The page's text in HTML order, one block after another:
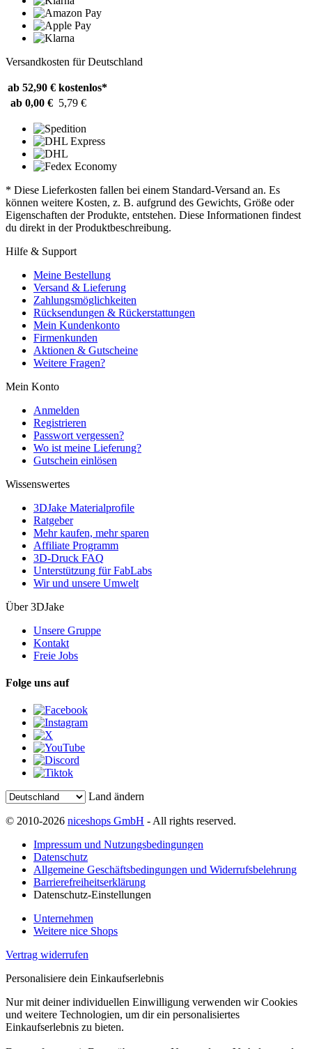
Versandkosten für Deutschland
ab 52,90 € kostenlos*
ab 0,00 € 5,79 €
* Diese Lieferkosten fallen bei einem Standard-Versand an. Es
können weitere Kosten, z. B. aufgrund des Gewichts, Größe oder
Eigenschaften der Produkte, entstehen. Diese Informationen findest
du direkt in der Produktbeschreibung.
Hilfe & Support
Meine Bestellung
Versand & Lieferung
Zahlungsmöglichkeiten
Rücksendungen & Rückerstattungen
Mein Kundenkonto
Firmenkunden
Aktionen & Gutscheine
Weitere Fragen?
Mein Konto
Anmelden
Registrieren
Passwort vergessen?
Wo ist meine Lieferung?
Gutschein einlösen
Wissenswertes
3DJake Materialprofile
Ratgeber
Mehr kaufen, mehr sparen
Affiliate Programm
3D-Druck FAQ
Unterstützung für FabLabs
Wir und unsere Umwelt
Über 3DJake
Unsere Gruppe
Kontakt
Freie Jobs
Folge uns auf
Land ändern
© 2010-2026 niceshops GmbH - All rights reserved.
Impressum und Nutzungsbedingungen
Datenschutz
Allgemeine Geschäftsbedingungen und Widerrufsbelehrung
Barrierefreiheitserklärung
Datenschutz-Einstellungen
Unternehmen
Weitere nice Shops
Vertrag widerrufen
Personalisiere dein Einkaufserlebnis
Nur mit deiner individuellen Einwilligung verwenden wir Cookies
und weitere Technologien, um dir ein personalisiertes
Einkaufserlebnis zu bieten.